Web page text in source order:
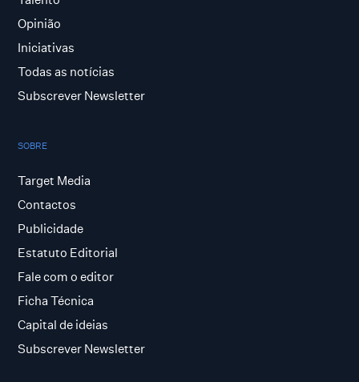
Opinião
Iniciativas
Todas as notícias
Subscrever Newsletter
SOBRE
Target Media
Contactos
Publicidade
Estatuto Editorial
Fale com o editor
Ficha Técnica
Capital de ideias
Subscrever Newsletter